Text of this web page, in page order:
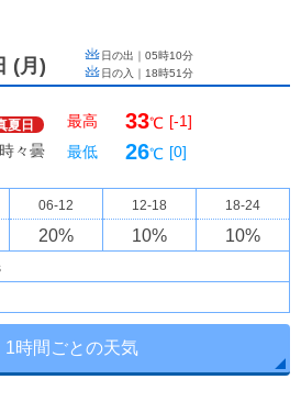
(月 ) 日の出｜ 05時10分
日の入｜ 18時51分
夏日
々曇
最高 33℃ [-1]
最低
26℃ [0]
06-12 12-18 18-24
20% 10% 10%
1時間ごとの天気